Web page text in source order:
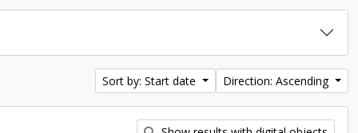
Sort by: Start date Direction: Ascending